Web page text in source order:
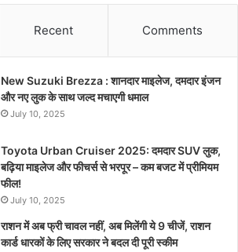
Recent Comments
New Suzuki Brezza : शानदार माइलेज, दमदार इंजन
और नए लुक के साथ जल्द मचाएगी धमाल
July 10, 2025
Toyota Urban Cruiser 2025: दमदार SUV लुक,
बढ़िया माइलेज और फीचर्स से भरपूर – कम बजट में प्रीमियम
फील!
July 10, 2025
राशन में अब फ्री चावल नहीं, अब मिलेंगी ये 9 चीजें, राशन
कार्ड धारकों के लिए सरकार ने बदल दी पूरी स्कीम